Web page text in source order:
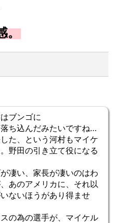
。
ブンゴに
ち込んだみたいですね…
た、という河村もマイケ
野田の引き立て役になる
凄い、家長が凄いのはわ
あのアメリカに、それ以
ないほうがあり得ませ
の為の選手が、マイケル